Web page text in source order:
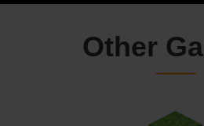
Other